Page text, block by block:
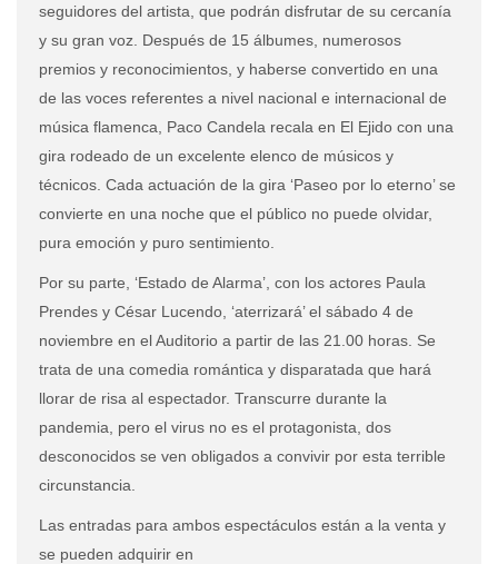
seguidores del artista, que podrán disfrutar de su cercanía
y su gran voz. Después de 15 álbumes, numerosos
premios y reconocimientos, y haberse convertido en una
de las voces referentes a nivel nacional e internacional de
música flamenca, Paco Candela recala en El Ejido con una
gira rodeado de un excelente elenco de músicos y
técnicos. Cada actuación de la gira ‘Paseo por lo eterno’ se
convierte en una noche que el público no puede olvidar,
pura emoción y puro sentimiento.
Por su parte, ‘Estado de Alarma’, con los actores Paula
Prendes y César Lucendo, ‘aterrizará’ el sábado 4 de
noviembre en el Auditorio a partir de las 21.00 horas. Se
trata de una comedia romántica y disparatada que hará
llorar de risa al espectador. Transcurre durante la
pandemia, pero el virus no es el protagonista, dos
desconocidos se ven obligados a convivir por esta terrible
circunstancia.
Las entradas para ambos espectáculos están a la venta y
se pueden adquirir en